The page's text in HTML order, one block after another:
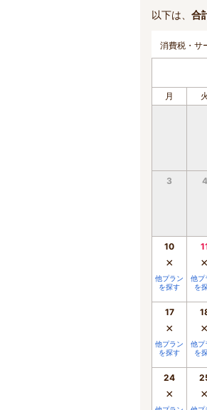
以下は、 合
消費税・サ
月 火
3 4
10
×
他プラン
を探す
×
他プ
を
17
×
他プラン
を探す
×
他プ
を
24
× ×